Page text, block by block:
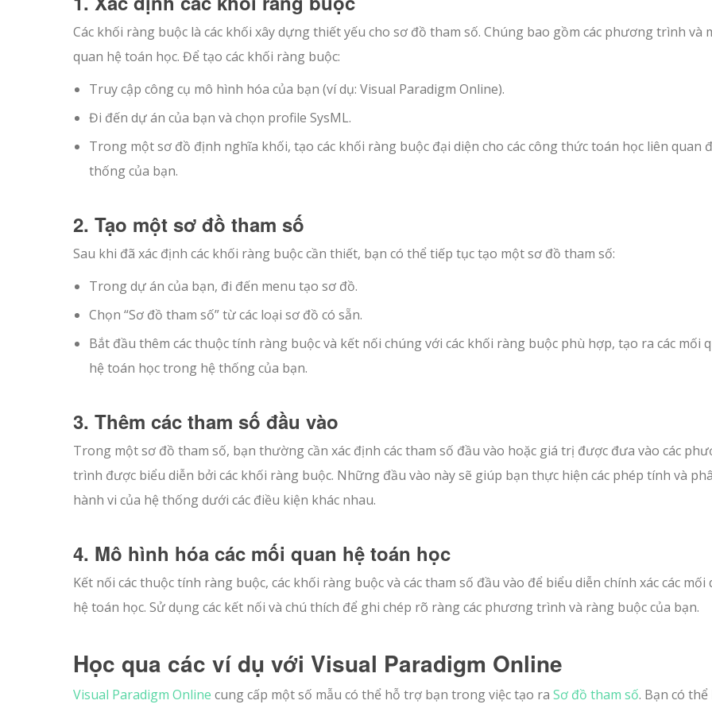
Các khối ràng buộc là các khối xây dựng thiết yếu cho sơ đồ tham số. Chúng bao gồm các phương trình và
quan hệ toán học. Để tạo các khối ràng buộc:
Truy cập công cụ mô hình hóa của bạn (ví dụ: Visual Paradigm Online).
Đi đến dự án của bạn và chọn profile SysML.
Trong một sơ đồ định nghĩa khối, tạo các khối ràng buộc đại diện cho các công thức toán học liên quan
thống của bạn.
2. Tạo một sơ đồ tham số
Sau khi đã xác định các khối ràng buộc cần thiết, bạn có thể tiếp tục tạo một sơ đồ tham số:
Trong dự án của bạn, đi đến menu tạo sơ đồ.
Chọn “Sơ đồ tham số” từ các loại sơ đồ có sẵn.
Bắt đầu thêm các thuộc tính ràng buộc và kết nối chúng với các khối ràng buộc phù hợp, tạo ra các mối
hệ toán học trong hệ thống của bạn.
3. Thêm các tham số đầu vào
Trong một sơ đồ tham số, bạn thường cần xác định các tham số đầu vào hoặc giá trị được đưa vào các
trình được biểu diễn bởi các khối ràng buộc. Những đầu vào này sẽ giúp bạn thực hiện các phép tính và
hành vi của hệ thống dưới các điều kiện khác nhau.
4. Mô hình hóa các mối quan hệ toán học
Kết nối các thuộc tính ràng buộc, các khối ràng buộc và các tham số đầu vào để biểu diễn chính xác các mối
hệ toán học. Sử dụng các kết nối và chú thích để ghi chép rõ ràng các phương trình và ràng buộc của bạn.
Học qua các ví dụ với Visual Paradigm Online
Visual Paradigm Online cung cấp một số mẫu có thể hỗ trợ bạn trong việc tạo ra Sơ đồ tham số. Bạn có